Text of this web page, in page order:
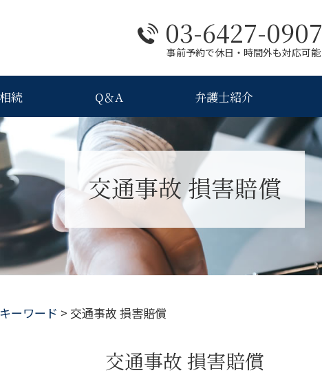
交通事故 損害賠償
03-6427-0907
事前予約で休日・時間外も対応可能
続 Q＆A 弁護士紹介
ーワード > 交通事故 損害賠償
交通事故 損害賠償